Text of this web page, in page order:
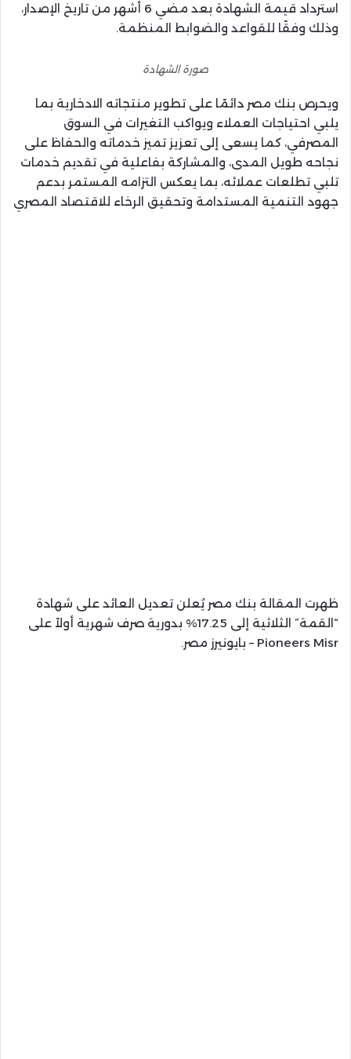
استرداد قيمة الشهادة بعد مضي 6 أشهر من تاريخ الإصدار،
وذلك وفقًا للقواعد والضوابط المنظمة.
صورة الشهادة
ويحرص بنك مصر دائمًا على تطوير منتجاته الادخارية بما
يلبي احتياجات العملاء ويواكب التغيرات في السوق
المصرفي، كما يسعى إلى تعزيز تميز خدماته والحفاظ على
نجاحه طويل المدى، والمشاركة بفاعلية في تقديم خدمات
تلبي تطلعات عملائه، بما يعكس التزامه المستمر بدعم
جهود التنمية المستدامة وتحقيق الرخاء للاقتصاد المصري
ظهرت المقالة بنك مصر يُعلن تعديل العائد على شهادة
“القمة” الثلاثية إلى 17.25% بدورية صرف شهرية أولاً على
Pioneers Misr – بايونيرز مصر.